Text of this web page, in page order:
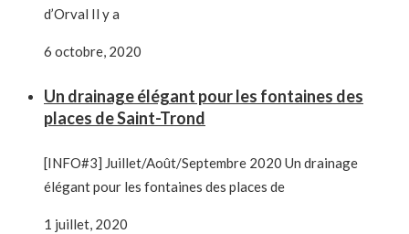
d’Orval Il y a
6 octobre, 2020
Un drainage élégant pour les fontaines des
places de Saint-Trond
[INFO#3] Juillet/Août/Septembre 2020 Un drainage
élégant pour les fontaines des places de
1 juillet, 2020